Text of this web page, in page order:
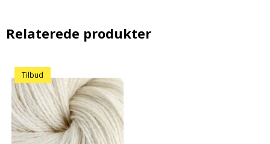
Relaterede produkter
Tilbud